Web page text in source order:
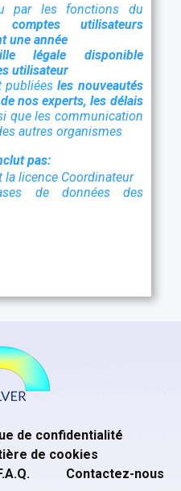
par les fonctions du
utilisateurs
une année
légale disponible
utilisateur
publiéesles nouveautés
nos experts, les délais
que les communication
autres organismes
pas:
licence Coordinateur
de données des
de confidentialité
de cookies
Contactez-nous